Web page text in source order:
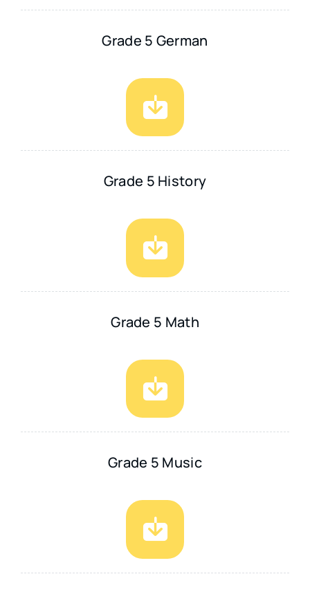
Grade 5 German
Grade 5 History
Grade 5 Math
Grade 5 Music